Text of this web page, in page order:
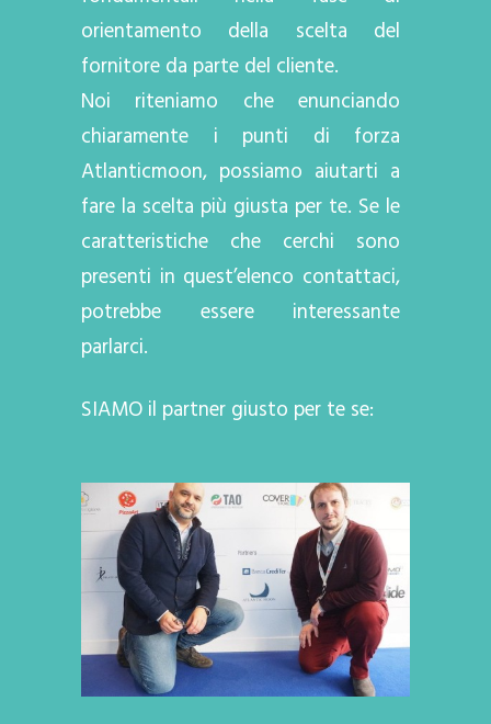
orientamento della scelta del
fornitore da parte del cliente.
Noi riteniamo che enunciando
chiaramente i punti di forza
Atlanticmoon, possiamo aiutarti a
fare la scelta più giusta per te. Se le
caratteristiche che cerchi sono
presenti in quest’elenco contattaci,
potrebbe essere interessante
parlarci.
SIAMO il partner giusto per te se: